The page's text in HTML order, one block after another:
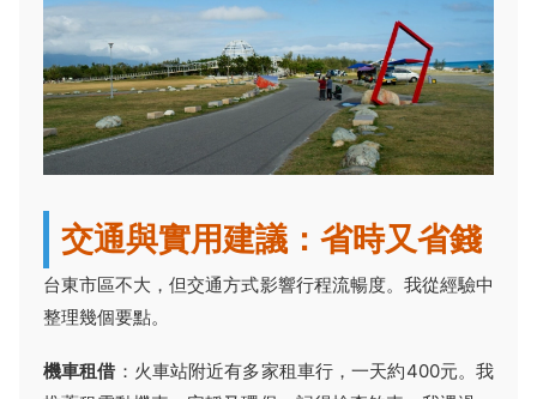
交通與實用建議：省時又省錢
台東市區不大，但交通方式影響行程流暢度。我從經驗中
整理幾個要點。
機車租借 ：火車站附近有多家租車行，一天約400元。我